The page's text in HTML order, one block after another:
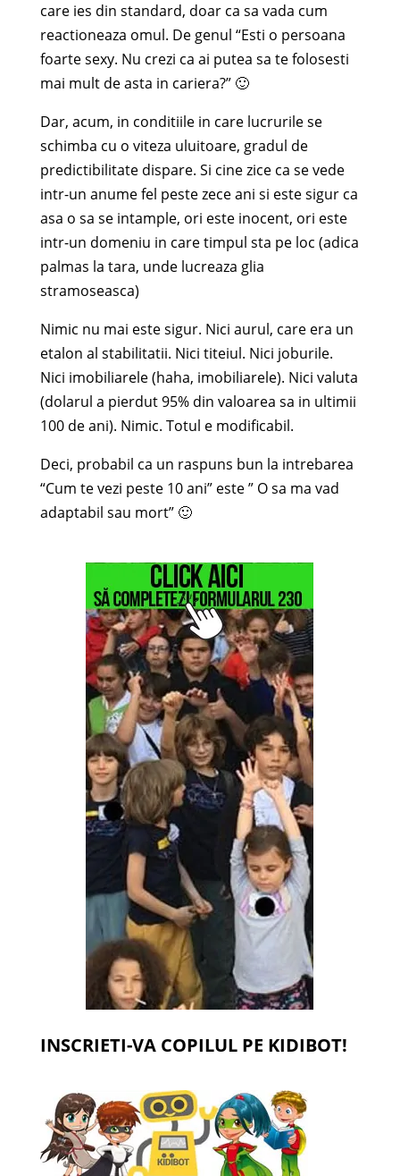
care ies din standard, doar ca sa vada cum
reactioneaza omul. De genul “Esti o persoana
foarte sexy. Nu crezi ca ai putea sa te folosesti
mai mult de asta in cariera?” 🙂
Dar, acum, in conditiile in care lucrurile se
schimba cu o viteza uluitoare, gradul de
predictibilitate dispare. Si cine zice ca se vede
intr-un anume fel peste zece ani si este sigur ca
asa o sa se intample, ori este inocent, ori este
intr-un domeniu in care timpul sta pe loc (adica
palmas la tara, unde lucreaza glia
stramoseasca)
Nimic nu mai este sigur. Nici aurul, care era un
etalon al stabilitatii. Nici titeiul. Nici joburile.
Nici imobiliarele (haha, imobiliarele). Nici valuta
(dolarul a pierdut 95% din valoarea sa in ultimii
100 de ani). Nimic. Totul e modificabil.
Deci, probabil ca un raspuns bun la intrebarea
“Cum te vezi peste 10 ani” este ” O sa ma vad
adaptabil sau mort” 🙂
INSCRIETI-VA COPILUL PE KIDIBOT!